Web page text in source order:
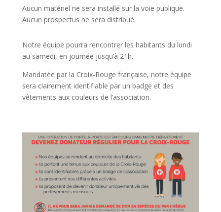
Aucun matériel ne sera installé sur la voie publique.
Aucun prospectus ne sera distribué.
Notre équipe pourra rencontrer les habitants du lundi
au samedi, en journée jusqu’à 21h.
Mandatée par la Croix-Rouge française, notre équipe
sera clairement identifiable par un badge et des
vêtements aux couleurs de l’association.